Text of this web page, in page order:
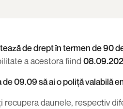
de drept în termen de 90
a acestora fiind
09.09 să ai opoliță valabilă
recupera daunele, respectiv